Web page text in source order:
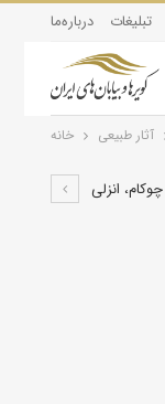
درباره‌ما تبلیغات
خانه آثار طبیعی